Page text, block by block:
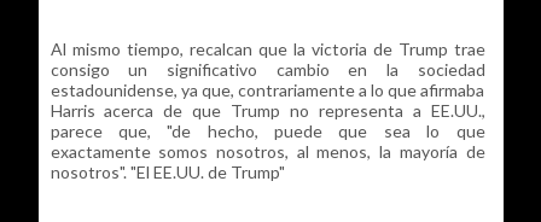
Al mismo tiempo, recalcan que la victoria de Trump trae
consigo un significativo cambio en la sociedad
estadounidense, ya que, contrariamente a lo que afirmaba
Harris acerca de que Trump no representa a EE.UU.,
parece que, "de hecho, puede que sea lo que
exactamente somos nosotros, al menos, la mayoría de
nosotros". "El EE.UU. de Trump"